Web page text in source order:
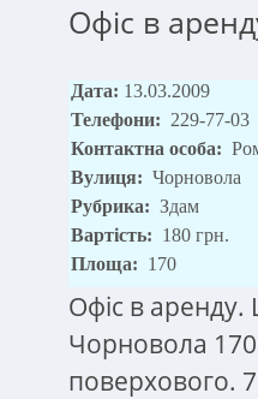
Офіс в
Дата: 13.03.2009
Телефони: 229-77-03
Контактна особа:
Вулиця: Чорновола
Рубрика: Здам
Вартість: 180 грн.
Площа: 170
Офіс в
Чорновола
поверхового.